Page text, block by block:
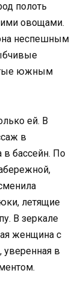
полоть
овощами.
неспешным
южным
ей. В
в
бассейн. По
летящие
В зеркале
женщина с
уверенная в